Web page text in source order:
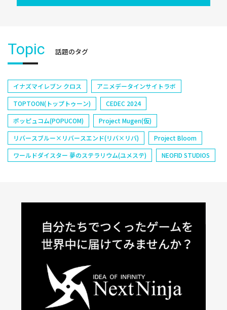
Topic 話題のタグ
イナズマイレブン クロス
アニメデータインサイトラボ
TOPTOON(トップトゥーン)
CEDEC 2024
ポッピュコム(POPUCOM)
Project Mugen(仮)
リバースブルー×リバースエンド(リバ×リバ)
Project Bloom
ワールドダイスター 夢のステラリウム(ユメステ)
NEOFID STUDIOS